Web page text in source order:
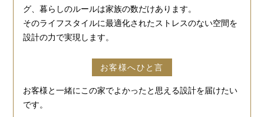
グ、暮らしのルールは家族の数だけあります。
そのライフスタイルに最適化されたストレスのない空間を
設計の力で実現します。
お客様へひと言
お客様と一緒にこの家でよかったと思える設計を届けたい
です。